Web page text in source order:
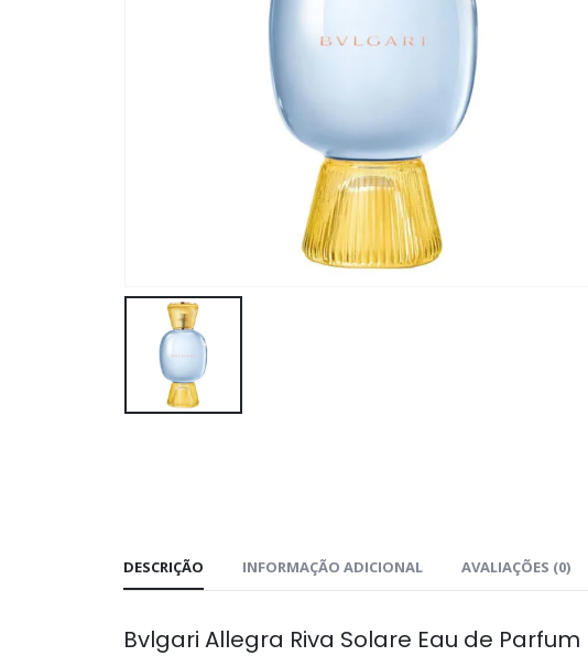
DESCRIÇÃO INFORMAÇÃO ADICIONAL AVALIAÇÕES (0)
Bvlgari Allegra Riva Solare Eau de Parfum